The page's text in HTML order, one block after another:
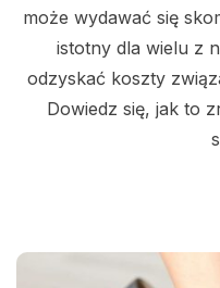
może wydawać się
istotny dla wielu z
odzyskać koszty
Dowiedz się, jak to